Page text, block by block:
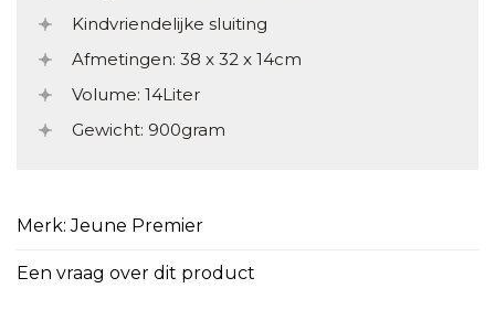
Kindvriendelijke sluiting
Afmetingen: 38 x 32 x 14cm
Volume: 14Liter
Gewicht: 900gram
Merk: Jeune Premier
Een vraag over dit product